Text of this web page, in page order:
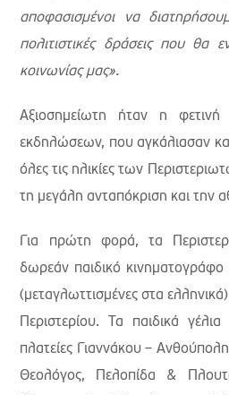
αποφασισμένοι να
πολιτιστικές δράσεις που θα
κοινωνίας μας».
Αξιοσημείωτη ήταν η φετινή
εκδηλώσεων, που αγκάλιασαν
όλες τις ηλικίες των
τη μεγάλη ανταπόκριση και την
Για πρώτη φορά, τα
δωρεάν παιδικό κινηματογράφο
(μεταγλωττισμένες στα
Περιστερίου. Τα παιδικά
πλατείες Γιαννάκου –
Θεολόγος, Πελοπίδα &